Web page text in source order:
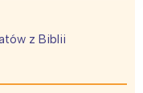
z Biblii